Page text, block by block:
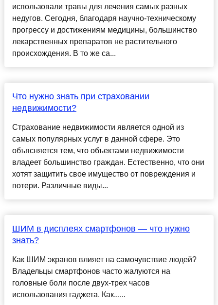
использовали травы для лечения самых разных
недугов. Сегодня, благодаря научно-техническому
прогрессу и достижениям медицины, большинство
лекарственных препаратов не растительного
происхождения. В то же са...
Что нужно знать при страховании
недвижимости?
Страхование недвижимости является одной из
самых популярных услуг в данной сфере. Это
объясняется тем, что объектами недвижимости
владеет большинство граждан. Естественно, что они
хотят защитить свое имущество от повреждения и
потери. Различные виды...
ШИМ в дисплеях смартфонов — что нужно
знать?
Как ШИМ экранов влияет на самочувствие людей?
Владельцы смартфонов часто жалуются на
головные боли после двух-трех часов
использования гаджета. Как......